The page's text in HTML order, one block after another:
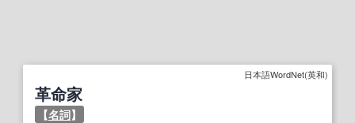
日本語WordNet(英和)
革命家
【名詞】